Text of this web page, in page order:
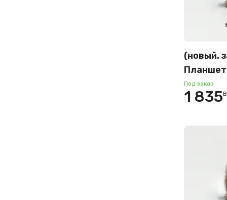
(новый.
Планшет
Tab S9
8GB/
Под заказ
1 835